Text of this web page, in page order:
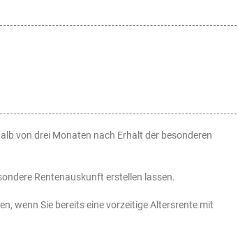
von drei Monaten nach Erhalt der besonderen
Rentenauskunft erstellen lassen.
wenn Sie bereits eine vorzeitige Altersrente mit